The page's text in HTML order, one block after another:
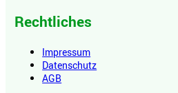
Rechtliches
Impressum
Datenschutz
AGB